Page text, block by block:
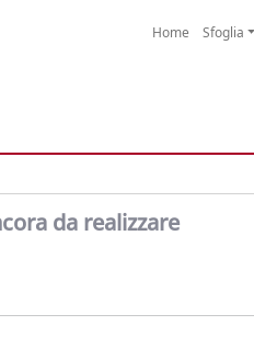
Home Sfoglia
da realizzare